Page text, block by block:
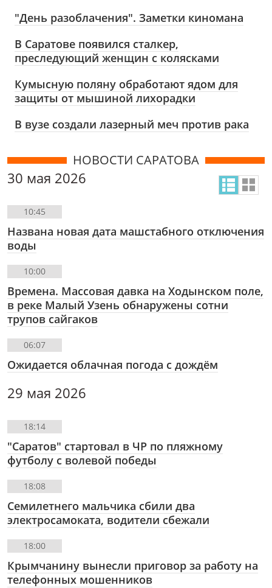
"День разоблачения". Заметки киномана
В Саратове появился сталкер,
преследующий женщин с колясками
Кумысную поляну обработают ядом для
защиты от мышиной лихорадки
В вузе создали лазерный меч против рака
НОВОСТИ САРАТОВА
30 мая 2026
10:45
Названа новая дата машстабного отключения
воды
10:00
Времена. Массовая давка на Ходынском поле,
в реке Малый Узень обнаружены сотни
трупов сайгаков
06:07
Ожидается облачная погода с дождём
29 мая 2026
18:14
"Саратов" стартовал в ЧР по пляжному
футболу с волевой победы
18:08
Семилетнего мальчика сбили два
электросамоката, водители сбежали
18:00
Крымчанину вынесли приговор за работу на
телефонных мошенников